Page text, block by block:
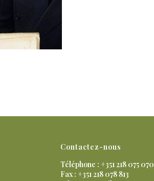
Contactez-nous
Téléphone : +351 218 075 070
Fax : +351 218 078 813